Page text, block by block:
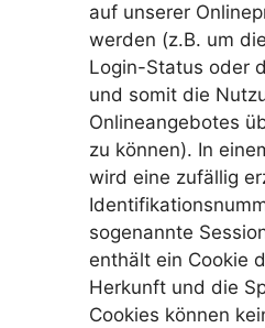
auf unserer
werden (z.B. um
Login-Status oder
und somit die
Onlineangebotes
zu können). In
wird eine zufällig
sogenannte
enthält ein Cookie
Herkunft und die
Cookies können